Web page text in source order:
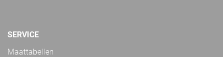
SERVICE
Maattabellen